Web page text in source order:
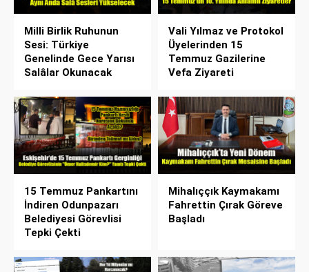
Milli Birlik Ruhunun
Sesi: Türkiye
Genelinde Gece Yarısı
Salâlar Okunacak
Vali Yılmaz ve Protokol
Üyelerinden 15
Temmuz Gazilerine
Vefa Ziyareti
15 Temmuz Pankartını
İndiren Odunpazarı
Belediyesi Görevlisi
Tepki Çekti
Mihalıççık Kaymakamı
Fahrettin Çırak Göreve
Başladı